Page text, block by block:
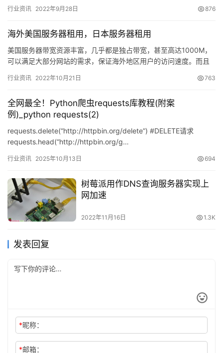
行业资讯 2022年9月28日 876
海外美国服务器租用，日本服务器租用
美国服务器带宽资源丰富，几乎都是独占带宽，甚至高达1000M，
可以满足大部分网站的需求，保证海外地区用户的访问速度。而且
…
行业资讯 2022年10月21日 763
全网最全！Python爬虫requests库教程(附案
例)_python requests(2)
requests.delete(“http://httpbin.org/delete”) #DELETE请求
requests.head(“http://httpbin.org/g…
行业资讯 2025年10月13日 694
树莓派用作DNS查询服务器实现上
网加速
2022年11月16日 1.3K
发表回复
*昵称：
*邮箱：